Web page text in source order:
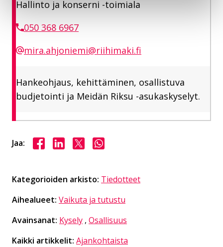
Hallinto ja konserni -toimiala
050 368 6967
mira.ahjoniemi@riihimaki.fi
Hankeohjaus, kehittäminen, osallistuva
budjetointi ja Meidän Riksu -asukaskyselyt.
Jaa: Jaa Facebookissa
Jaa LinkedInissä
Jaa X:ssäJaa WhasAppissa
Kategorioiden arkisto: Tiedotteet
Aihealueet: Vaikuta ja tutustu
Avainsanat: Kysely , Osallisuus
Kaikki artikkelit: Ajankohtaista